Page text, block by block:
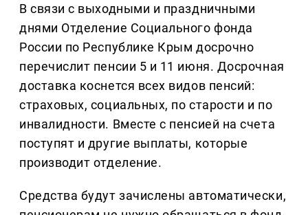
В связи с выходными и праздничными
днями Отделение Социального фонда
России по Республике Крым досрочно
перечислит пенсии 5 и 11 июня. Досрочная
доставка коснется всех видов пенсий:
страховых, социальных, по старости и по
инвалидности. Вместе с пенсией на счета
поступят и другие выплаты, которые
производит отделение.
Средства будут зачислены автоматически,